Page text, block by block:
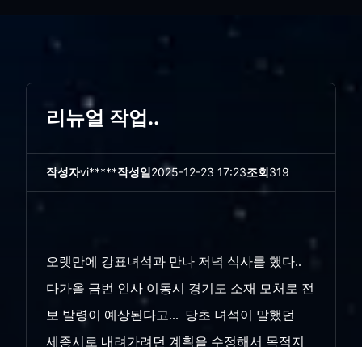
리뉴얼 작업..
작성자vi*****작성일2025-12-23 17:23조회319
오랫만에 강표녀석과 만나 저녁 식사를 했다..
다가올 금번 인사 이동시 경기도 소재 모처로 전
보 발령이 예상된다고... 당초 녀석이 말했던
세종시로 내려가려던 계획을 수정해서 목적지